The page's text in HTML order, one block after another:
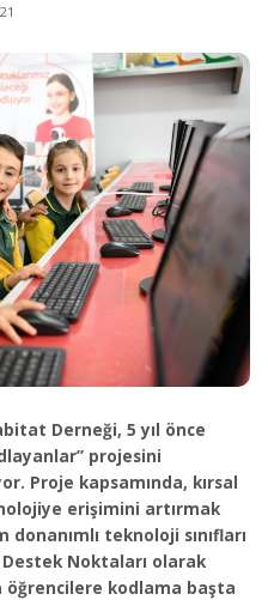
Derneği, 5 yıl önce
projesini
Proje kapsamında, kırsal
erişimini artırmak
teknoloji sınıfları
Destek Noktaları olarak
öğrencilere kodlama başta